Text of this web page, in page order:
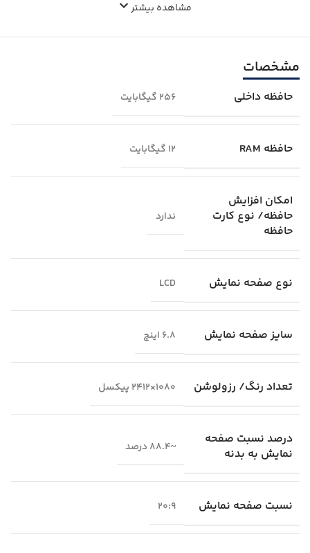
مشاهده بیشتر
مشخصات
حافظه داخلی 256 گیگابایت
حافظه RAM 12 گیگابایت
امکان افزایش
حافظه/ نوع کارت
حافظه
ندارد
نوع صفحه نمایش LCD
سایز صفحه نمایش 6.8 اینچ
تعداد رنگ/ رزولوشن 1080×2412 پیکسل
درصد نسبت صفحه
نمایش به بدنه
~88.4 درصد
نسبت صفحه نمایش 20:9